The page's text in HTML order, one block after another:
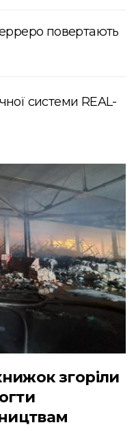
повертають
системи REAL-
згоріли